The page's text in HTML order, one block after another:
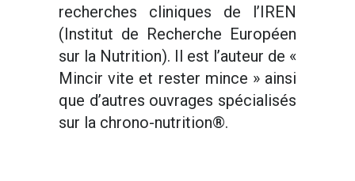
recherches cliniques de l’IREN
(Institut de Recherche Européen
sur la Nutrition). Il est l’auteur de «
Mincir vite et rester mince » ainsi
que d’autres ouvrages spécialisés
sur la chrono-nutrition®.